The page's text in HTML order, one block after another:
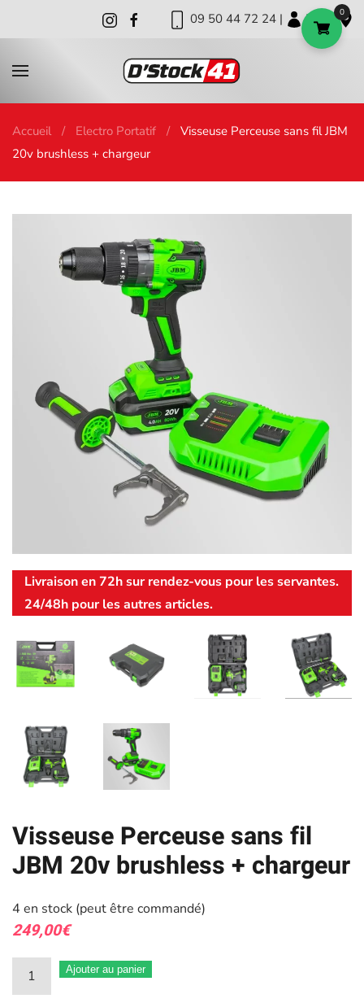
09 50 44 72 24 | | |
Accueil Electro Portatif
Visseuse Perceuse sans fil JBM
20v brushless + chargeur
Livraison en 72h sur rendez-vous pour les servantes.
24/48h pour les autres articles.
Visseuse Perceuse sans fil
JBM 20v brushless + chargeur
4 en stock (peut être commandé)
249,00€
quantité
de
Ajouter au panier
0